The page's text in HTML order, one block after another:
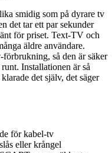
smidig som på dyrare tv
det tar ett par sekunder
för priset. Text-TV och
äldre användare.
så den är säker
Installationen är så
det själv, det säger
för kabel-tv
eller krångel